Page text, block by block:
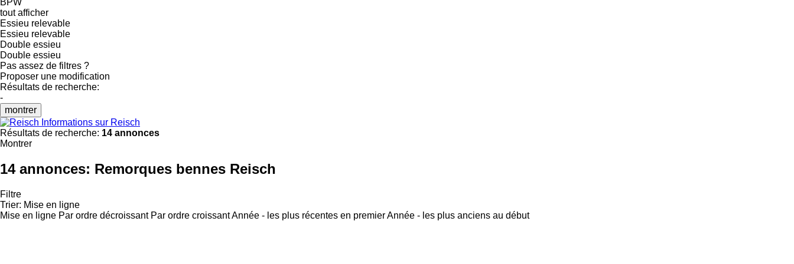
tout afficher
Essieu relevable
Essieu relevable
Double essieu
Double essieu
Pas assez de filtres ?
Proposer une modification
Résultats de recherche:
-
montrer
Informations sur Reisch
Résultats de recherche: 14 annonces
Montrer
14 annonces: Remorques bennes Reisch
Filtre
Trier: Mise en ligne
Mise en ligne Par ordre décroissant Par ordre croissantAnnée - les plus récentes en premierAnnée - les plus anciens au début